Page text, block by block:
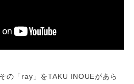
の「ray」をTAKU INOUEがあら